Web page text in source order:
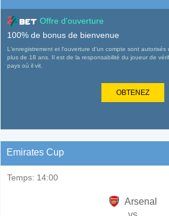
Offre d'ouverture
100% de bonus de bienvenue
L'enregistrement et l'ouverture d'un compte sont
plus de 18 ans. Il est de la responsabilité du joueur de
pays où il vit.
OBTENEZ
Emirates Cup
Temps: 14:00
Arsenal